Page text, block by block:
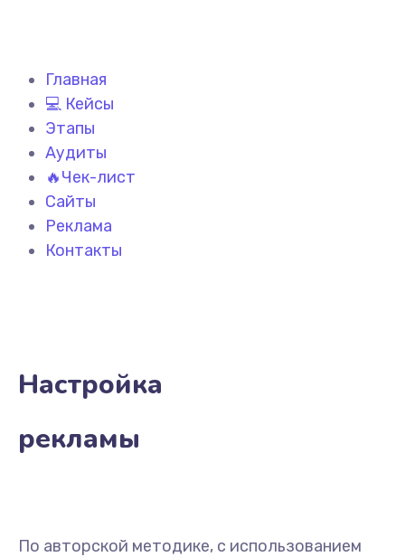
Главная
💻 Кейсы
Этапы
Аудиты
🔥Чек-лист
Сайты
Реклама
Контакты
Настройка
рекламы
По авторской методике, с использованием